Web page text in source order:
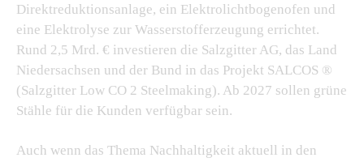
Direktreduktionsanlage, ein Elektrolichtbogenofen und
eine Elektrolyse zur Wasserstofferzeugung errichtet.
Rund 2,5 Mrd. € investieren die Salzgitter AG, das Land
Niedersachsen und der Bund in das Projekt SALCOS ®
(Salzgitter Low CO 2 Steelmaking). Ab 2027 sollen grüne
Stähle für die Kunden verfügbar sein.
Auch wenn das Thema Nachhaltigkeit aktuell in den